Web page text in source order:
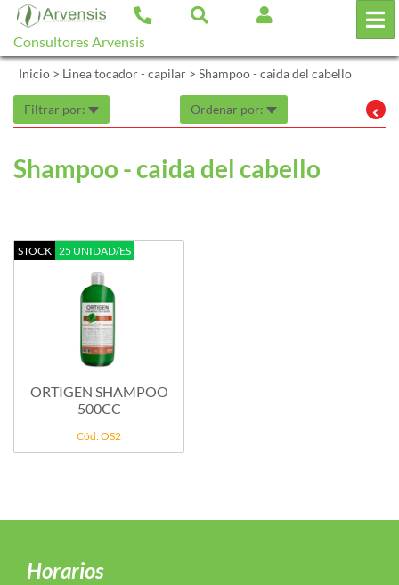
Consultores Arvensis
Inicio > Linea tocador - capilar > Shampoo - caida del cabello
Filtrar por: Ordenar por:
Shampoo - caida del cabello
STOCK 25 UNIDAD/ES
ORTIGEN SHAMPOO
500CC
Cód: OS2
Horarios